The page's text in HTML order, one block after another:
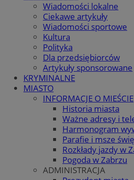
Wiadomości lokalne
Ciekawe artykuły
Wiadomości sportowe
Kultura
Polityka
Dla przedsiębiorców
Artykuły sponsorowane
KRYMINALNE
MIASTO
INFORMACJE O MIEŚCIE
Historia miasta
Ważne adresy i
Harmonogram
Parafie i msze
Rozkłady jazdy w
Pogoda w Zabrzu
ADMINISTRACJA